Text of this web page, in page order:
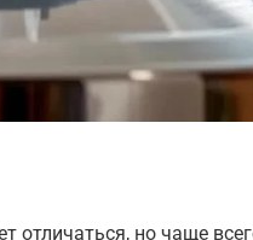
но чаще